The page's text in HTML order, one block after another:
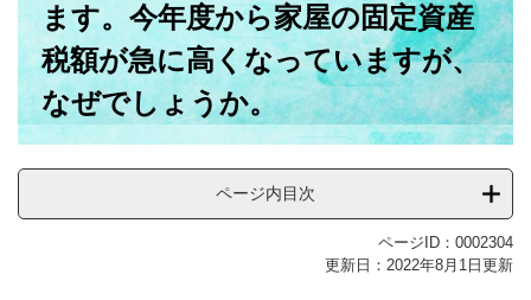
ます。今年度から家屋の固定資産
税額が急に高くなっていますが、
なぜでしょうか。
ページ内目次
ページID：0002304
更新日：2022年8月1日更新